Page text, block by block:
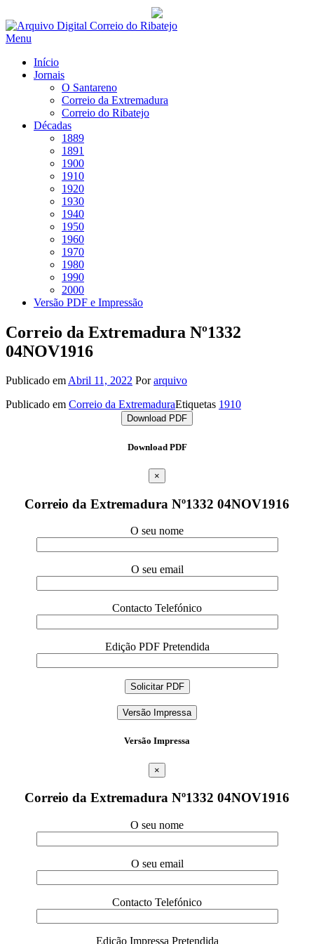
Saltar
para
Menu
Início
Jornais
O Santareno
Correio da Extremadura
Correio do Ribatejo
Décadas
1889
1891
1900
1910
1920
1930
1940
1950
1960
1970
1980
1990
2000
Versão PDF e Impressão
Correio da Extremadura Nº1332
04NOV1916
Publicado emAbril 11, 2022 Porarquivo
Publicado em Correio da ExtremaduraEtiquetas 1910
Download PDF
Download PDF
×
Correio da Extremadura Nº1332 04NOV1916
O seu nome
O seu email
Contacto Telefónico
Edição PDF Pretendida
Versão Impressa
Versão Impressa
×
Correio da Extremadura Nº1332 04NOV1916
O seu nome
O seu email
Contacto Telefónico
Edição Impressa Pretendida